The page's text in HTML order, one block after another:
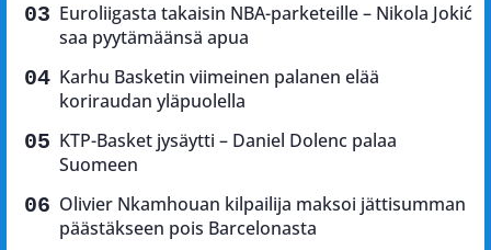
Euroliigasta takaisin NBA-parketeille – Nikola Jokić
saa pyytämäänsä apua
Karhu Basketin viimeinen palanen elää
koriraudan yläpuolella
KTP-Basket jysäytti – Daniel Dolenc palaa
Suomeen
Olivier Nkamhouan kilpailija maksoi jättisumman
päästäkseen pois Barcelonasta